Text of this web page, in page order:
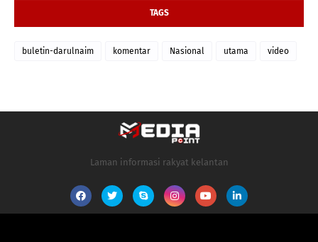
TAGS
buletin-darulnaim komentar Nasional utama video
Laman informasi rakyat kelantan